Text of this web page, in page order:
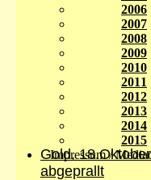
2006
2007
2008
2009
2010
2011
2012
2013
2014
2015
Impressum /
Gold,
abgeprallt